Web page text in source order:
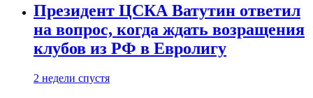
Президент ЦСКА Ватутин ответил
на вопрос, когда ждать возращения
клубов из РФ в Евролигу
2 недели спустя